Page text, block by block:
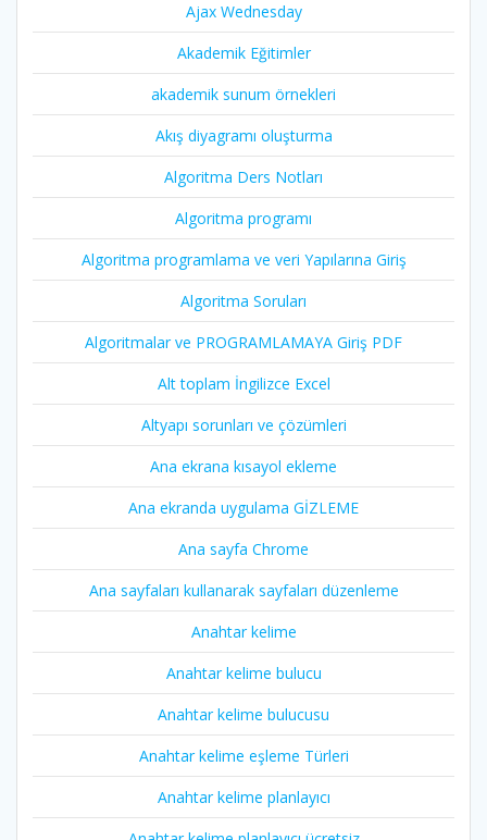
Ajax Wednesday
Akademik Eğitimler
akademik sunum örnekleri
Akış diyagramı oluşturma
Algoritma Ders Notları
Algoritma programı
Algoritma programlama ve veri Yapılarına Giriş
Algoritma Soruları
Algoritmalar ve PROGRAMLAMAYA Giriş PDF
Alt toplam İngilizce Excel
Altyapı sorunları ve çözümleri
Ana ekrana kısayol ekleme
Ana ekranda uygulama GİZLEME
Ana sayfa Chrome
Ana sayfaları kullanarak sayfaları düzenleme
Anahtar kelime
Anahtar kelime bulucu
Anahtar kelime bulucusu
Anahtar kelime eşleme Türleri
Anahtar kelime planlayıcı